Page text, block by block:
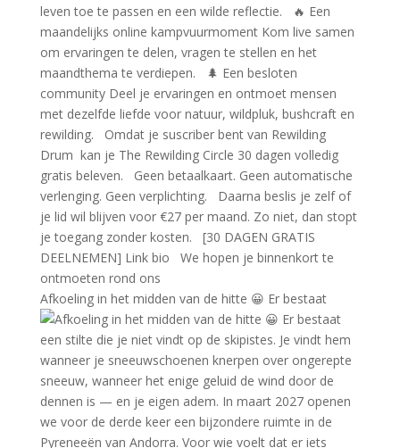
Afkoeling in het midden van de hitte 😀 Er bestaat